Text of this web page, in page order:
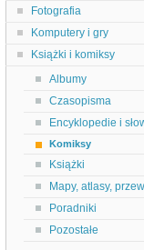
Fotografia
Komputery i gry
Książki i komiksy
Albumy
Czasopisma
Encyklopedie i
Komiksy
Książki
Mapy, atlasy,
Poradniki
Pozostałe